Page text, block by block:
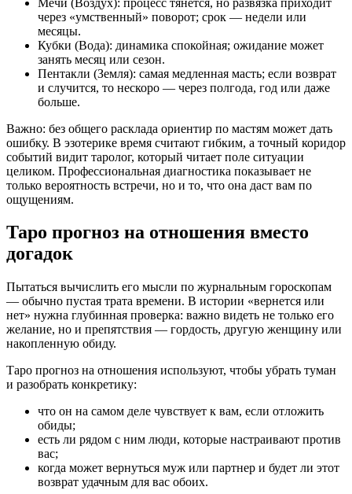
через «умственный» поворот; срок — недели или
месяцы.
Кубки (Вода): динамика спокойная; ожидание может
занять месяц или сезон.
Пентакли (Земля): самая медленная масть; если возврат
и случится, то нескоро — через полгода, год или даже
больше.
Важно: без общего расклада ориентир по мастям может дать
ошибку. В эзотерике время считают гибким, а точный коридор
событий видит таролог, который читает поле ситуации
целиком. Профессиональная диагностика показывает не
только вероятность встречи, но и то, что она даст вам по
ощущениям.
Таро прогноз на отношения вместо
догадок
Пытаться вычислить его мысли по журнальным гороскопам
— обычно пустая трата времени. В истории «вернется или
нет» нужна глубинная проверка: важно видеть не только его
желание, но и препятствия — гордость, другую женщину или
накопленную обиду.
Таро прогноз на отношения используют, чтобы убрать туман
и разобрать конкретику:
что он на самом деле чувствует к вам, если отложить
обиды;
есть ли рядом с ним люди, которые настраивают против
вас;
когда может вернуться муж или партнер и будет ли этот
возврат удачным для вас обоих.